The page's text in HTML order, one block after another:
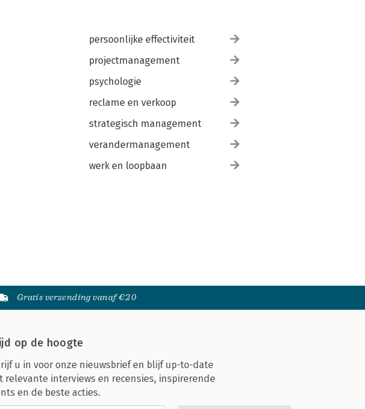
persoonlijke effectiviteit
projectmanagement
psychologie
reclame en verkoop
strategisch management
verandermanagement
werk en loopbaan
Gratis verzending vanaf €20
op de hoogte
u in voor onze nieuwsbrief en blijf up-to-date
relevante interviews en recensies, inspirerende
en de beste acties.